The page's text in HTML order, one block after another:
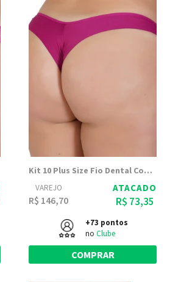
Kit 10 Plus Size Fio Dental Com Renda Gabriele - Dily Modas
VAREJO
R$ 146,70
ATACADO
R$ 73,35
+73 pontos
no Clube
COMPRAR